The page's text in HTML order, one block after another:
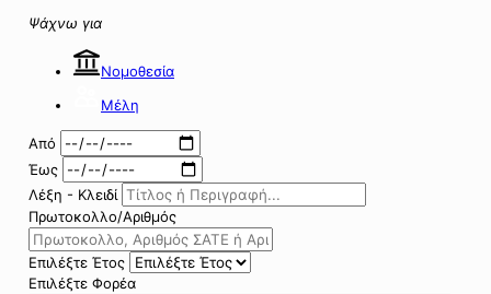
Ψάχνω για
Νομοθεσία
Μέλη
Από
Έως
Λέξη - Κλειδί
Πρωτοκολλο/Αριθμός
Επιλέξτε Έτος
Επιλέξτε Φορέα